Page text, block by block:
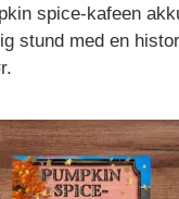
spice-kafeen
stund med en